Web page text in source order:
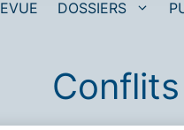
DOSSIERS